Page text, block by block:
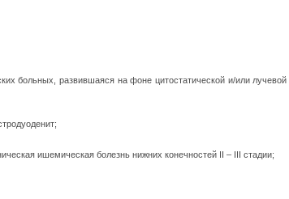
больных, развившаяся на фоне цитостатической и/или
ишемическая болезнь нижних конечностей II – III стадии;